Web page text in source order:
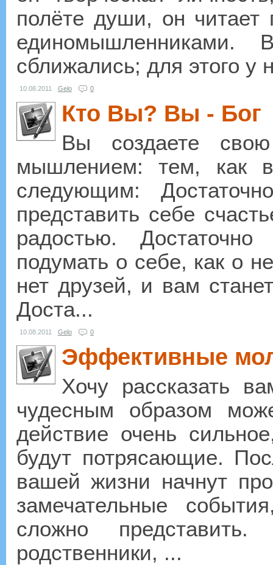
полёте души, он читает
единомышленниками.
сближались; для этого у
10.08.2011 Gelo 0
Кто Вы? Вы - Бог
Вы создаете
мышлением: тем, как
следующим:
представить себе
радостью.
подумать о себе, как о
нет друзей, и вам
Доста...
10.08.2011 Gelo 0
Эффективные
Хочу рассказать
чудесным образом
действие очень
будут потрясающие.
вашей жизни начнут
замечательные
сложно
родственники, ...